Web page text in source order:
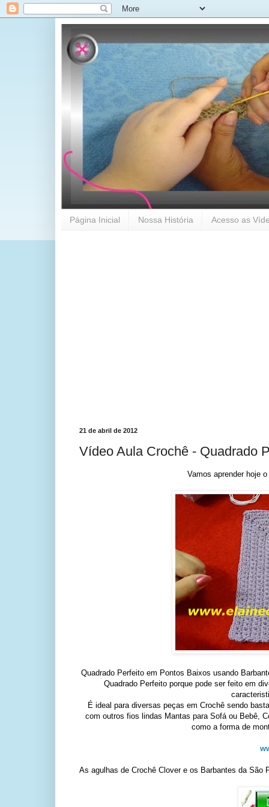
Página Inicial Nossa História Acesso as
21 de abril de 2012
Vídeo Aula Crochê - Quadrado
Vamos aprender hoje
Quadrado Perfeito em Pontos Baixos usando
Quadrado Perfeito porque pode ser feito em
É ideal para diversas peças em Crochê sendo
com outros fios lindas Mantas para Sofá ou Bebê,
como a forma de
As agulhas de Crochê Clover e os Barbantes da